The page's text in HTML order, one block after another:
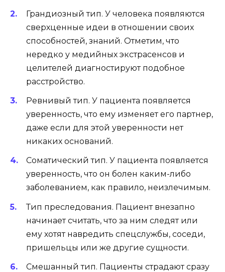
Грандиозный тип. У человека появляются
сверхценные идеи в отношении своих
способностей, знаний. Отметим, что
нередко у медийных экстрасенсов и
целителей диагностируют подобное
расстройство.
Ревнивый тип. У пациента появляется
уверенность, что ему изменяет его партнер,
даже если для этой уверенности нет
никаких оснований.
Соматический тип. У пациента появляется
уверенность, что он болен каким-либо
заболеванием, как правило, неизлечимым.
Тип преследования. Пациент внезапно
начинает считать, что за ним следят или
ему хотят навредить спецслужбы, соседи,
пришельцы или же другие сущности.
Смешанный тип. Пациенты страдают сразу